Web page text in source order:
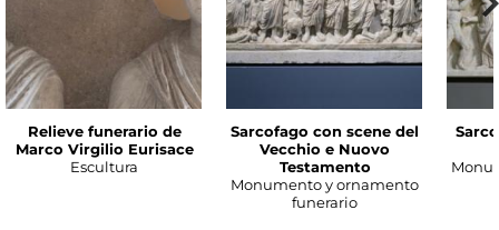
Relieve funerario de
Marco Virgilio Eurisace
Escultura
Sarcofago con scene del
Vecchio e Nuovo
Testamento
Monumento y ornamento
funerario